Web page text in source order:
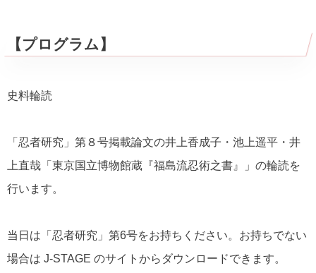
【プログラム】
史料輪読
「忍者研究」第８号掲載論文の井上香成子・池上遥平・井
上直哉「東京国立博物館蔵『福島流忍術之書』」の輪読を
行います。
当日は「忍者研究」第6号をお持ちください。お持ちでない
場合は J-STAGE のサイトからダウンロードできます。